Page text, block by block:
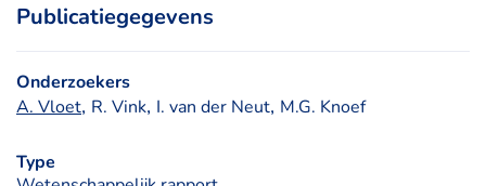
Publicatiegegevens
Onderzoekers
A. Vloet, R. Vink, I. van der Neut, M.G. Knoef
Type